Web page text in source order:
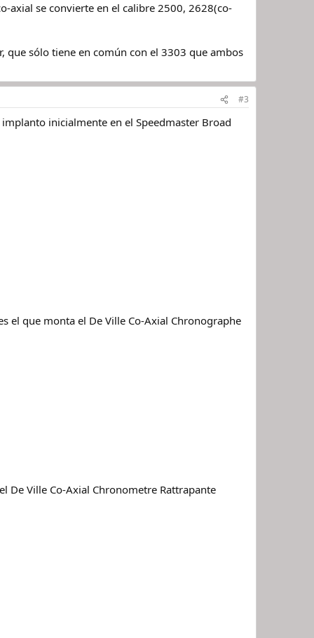
axial se convierte en el calibre 2500, 2628(co-
que sólo tiene en común con el 3303 que ambos
#3
inicialmente en el Speedmaster Broad
el que monta el De Ville Co-Axial Chronographe
De Ville Co-Axial Chronometre Rattrapante